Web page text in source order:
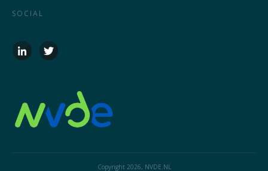
SOCIAL
Copyright 2026, NVDE.NL